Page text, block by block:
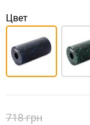
Цвет
718 грн